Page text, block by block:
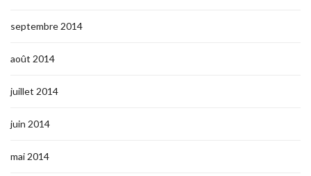
septembre 2014
août 2014
juillet 2014
juin 2014
mai 2014